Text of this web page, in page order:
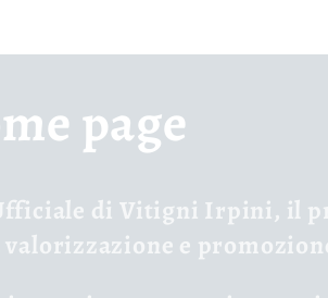
page
diVitigni Irpini, il
valorizzazione e